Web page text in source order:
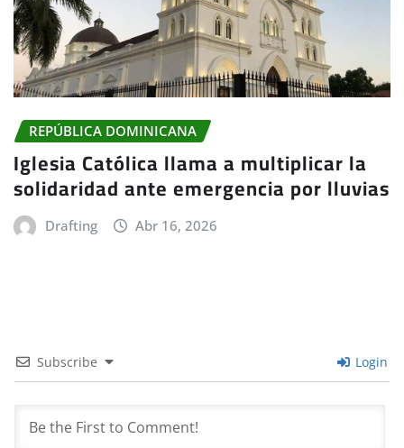
REPÚBLICA DOMINICANA
Iglesia Católica llama a multiplicar la
solidaridad ante emergencia por lluvias
Drafting Abr 16, 2026
Subscribe Login